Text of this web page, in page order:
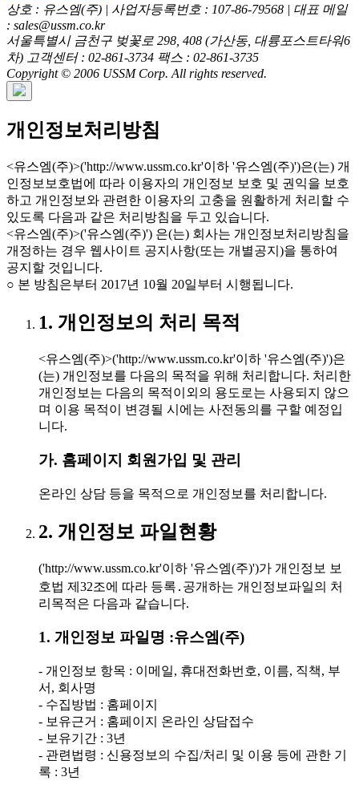
상호 : 유스엠(주) | 사업자등록번호 : 107-86-79568 | 대표 메일
: sales@ussm.co.kr
서울특별시 금천구 벚꽃로 298, 408 (가산동, 대륭포스트타워6
차) 고객센터 : 02-861-3734 팩스 : 02-861-3735
Copyright © 2006 USSM Corp. All rights reserved.
개인정보처리방침
<유스엠(주)>('http://www.ussm.co.kr'이하 '유스엠(주)')은(는) 개
인정보보호법에 따라 이용자의 개인정보 보호 및 권익을 보호
하고 개인정보와 관련한 이용자의 고충을 원활하게 처리할 수
있도록 다음과 같은 처리방침을 두고 있습니다.
<유스엠(주)>('유스엠(주)') 은(는) 회사는 개인정보처리방침을
개정하는 경우 웹사이트 공지사항(또는 개별공지)을 통하여
공지할 것입니다.
○ 본 방침은부터 2017년 10월 20일부터 시행됩니다.
1. 개인정보의 처리 목적
<유스엠(주)>('http://www.ussm.co.kr'이하 '유스엠(주)')은
(는) 개인정보를 다음의 목적을 위해 처리합니다. 처리한
개인정보는 다음의 목적이외의 용도로는 사용되지 않으
며 이용 목적이 변경될 시에는 사전동의를 구할 예정입
니다.
가. 홈페이지 회원가입 및 관리
온라인 상담 등을 목적으로 개인정보를 처리합니다.
2. 개인정보 파일현황
('http://www.ussm.co.kr'이하 '유스엠(주)')가 개인정보 보
호법 제32조에 따라 등록․공개하는 개인정보파일의 처
리목적은 다음과 같습니다.
1. 개인정보 파일명 :유스엠(주)
- 개인정보 항목 : 이메일, 휴대전화번호, 이름, 직책, 부
서, 회사명
- 수집방법 : 홈페이지
- 보유근거 : 홈페이지 온라인 상담접수
- 보유기간 : 3년
- 관련법령 : 신용정보의 수집/처리 및 이용 등에 관한 기
록 : 3년